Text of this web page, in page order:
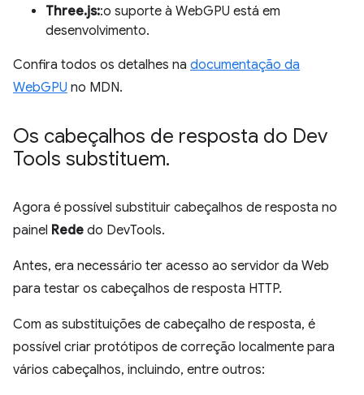
Three.js::o suporte à WebGPU está em
desenvolvimento.
Confira todos os detalhes na documentação da
WebGPU no MDN.
Os cabeçalhos de resposta do Dev
Tools substituem.
Agora é possível substituir cabeçalhos de resposta no
painel Rede do DevTools.
Antes, era necessário ter acesso ao servidor da Web
para testar os cabeçalhos de resposta HTTP.
Com as substituições de cabeçalho de resposta, é
possível criar protótipos de correção localmente para
vários cabeçalhos, incluindo, entre outros: